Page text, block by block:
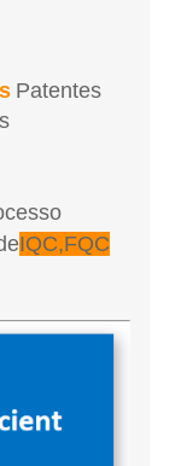
Patentes
IQC,FQC